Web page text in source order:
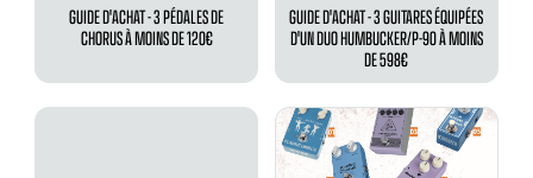
GUIDE D'ACHAT - 3 PÉDALES DE
CHORUS À MOINS DE 120€
GUIDE D'ACHAT - 3 GUITARES ÉQUIPÉES
D'UN DUO HUMBUCKER/P-90 À MOINS
DE 598€